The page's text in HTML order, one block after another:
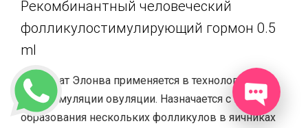
Рекомбинантный человеческий
фолликулостимулирующий гормон 0.5
ml
Препарат Элонва применяется в технологии ЭКО
для стимуляции овуляции. Назначается с целью
образования нескольких фолликулов в яичниках